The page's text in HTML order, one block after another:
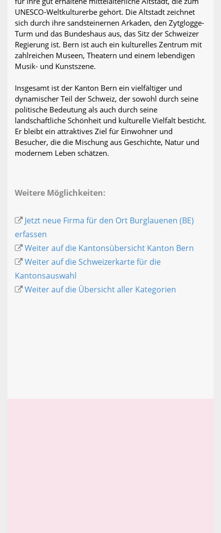
UNESCO-Weltkulturerbe gehört. Die Altstadt zeichnet
sich durch ihre sandsteinernen Arkaden, den Zytglogge-
Turm und das Bundeshaus aus, das Sitz der Schweizer
Regierung ist. Bern ist auch ein kulturelles Zentrum mit
zahlreichen Museen, Theatern und einem lebendigen
Musik- und Kunstszene.
Insgesamt ist der Kanton Bern ein vielfältiger und
dynamischer Teil der Schweiz, der sowohl durch seine
politische Bedeutung als auch durch seine
landschaftliche Schönheit und kulturelle Vielfalt besticht.
Er bleibt ein attraktives Ziel für Einwohner und
Besucher, die die Mischung aus Geschichte, Natur und
modernem Leben schätzen.
Weitere Möglichkeiten:
Jetzt neue Firma für den Ort Burglauenen (BE)
erfassen
Weiter auf die Kantonsübersicht Kanton Bern
Weiter auf die Schweizerkarte für die
Kantonsauswahl
Weiter auf die Übersicht aller Kategorien